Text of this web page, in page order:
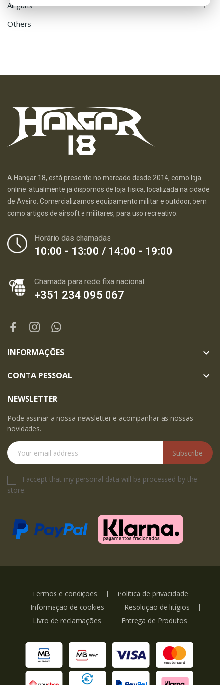
Airguns 
Others
A Hangar 18, está presente no mercado desde 2014, como loja
online. atualmente já dispomos de loja física, localizada na cidade
de Aveiro. Comercializamos equipamento militar e outdoor, bem
como artigos de airsoft e militares, para uso recreativo.
Horário das chamadas
10:00 - 13:00 / 14:00 - 19:00
Chamada para rede fixa nacional
+351 234 095 067
INFORMAÇÕES 
CONTA PESSOAL 
NEWSLETTER
Pode assinar a nossa newsletter e acompanhar as nossas
novidades.
Subscribe
I accept that my personal data will be processed by the
store.
Termos e condições
Política de privacidade
Informação de cookies
Resolução de litígios
Livro de reclamações
Entrega de Produtos